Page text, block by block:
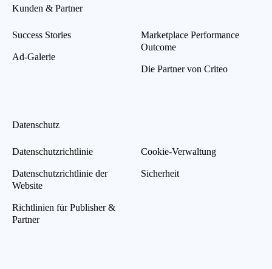
Kunden & Partner
Success Stories
Ad-Galerie
Marketplace Performance
Outcome
Die Partner von Criteo
Datenschutz
Datenschutzrichtlinie
Datenschutzrichtlinie der
Website
Richtlinien für Publisher &
Partner
Cookie-Verwaltung
Sicherheit